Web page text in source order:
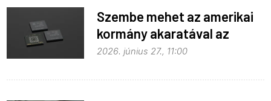
Szembe mehet az amerikai
kormány akaratával az
Apple
2026. június 27., 11:00